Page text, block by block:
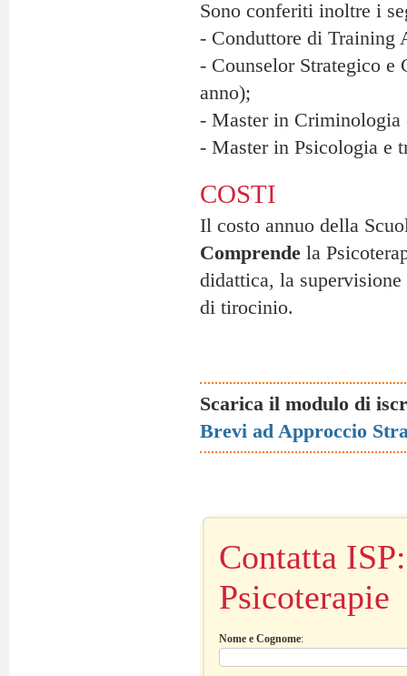
Sono conferiti inoltre i
- Conduttore di Training
- Counselor Strategico e
anno);
- Master in Criminologia
- Master in Psicologia e
COSTI
Il costo annuo della
Comprendela
didattica, la
di tirocinio.
Scarica il modulo di
Brevi ad Approccio
Contatta
Psicoterapie
Nome e Cognome: